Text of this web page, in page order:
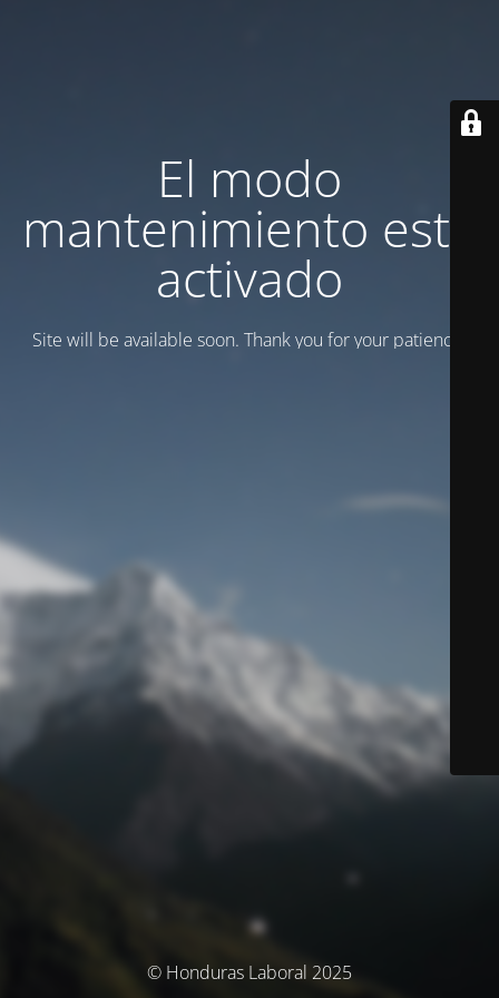
El modo
mantenimiento está
activado
Site will be available soon. Thank you for your patience!
© Honduras Laboral 2025